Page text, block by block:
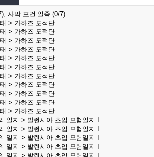
사막 포건 일족 (0/7)
> 가하즈 도적단
> 가하즈 도적단
> 가하즈 도적단
> 가하즈 도적단
> 가하즈 도적단
> 가하즈 도적단
> 가하즈 도적단
> 가하즈 도적단
> 가하즈 도적단
> 가하즈 도적단
> 가하즈 도적단
일지 > 발렌시아 초입 모험일지 I
일지 > 발렌시아 초입 모험일지 I
일지 > 발렌시아 초입 모험일지 I
일지 > 발렌시아 초입 모험일지 I
일지 > 발렌시아 초입 모험일지 I